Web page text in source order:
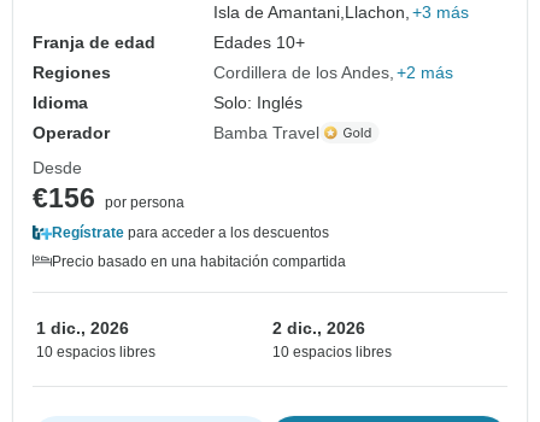
Isla de Amantani, Llachon, +3 más
Franja de edad
Edades 10+
Regiones
Cordillera de los Andes +2 más
Idioma
Solo: Inglés
Operador
Bamba Travel
Desde
€156
por persona
Regístrate para acceder a los descuentos
Precio basado en una habitación compartida
1 dic., 2026
10 espacios libres
2 dic., 2026
10 espacios libres